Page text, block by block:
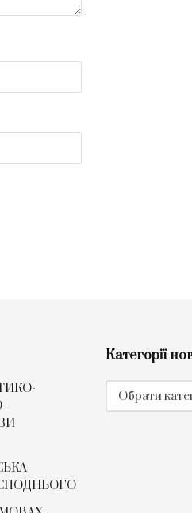
Категорії
Категорії
новин
Обрати